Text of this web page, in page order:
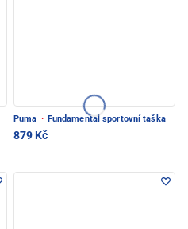
Puma · Fundamental sportovní taška
879 Kč